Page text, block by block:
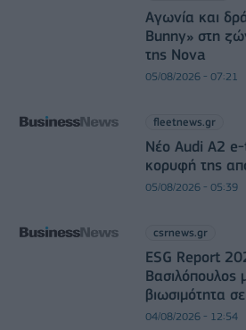
Αγωνία και
Bunny» στη
της Nova
05/08/2026 - 07:21
fleetnews.gr
Νέο Audi A2
κορυφή της
05/08/2026 - 05:39
csrnews.gr
ESG Report
Βασιλόπουλος
βιωσιμότητα
04/08/2026 - 12:54